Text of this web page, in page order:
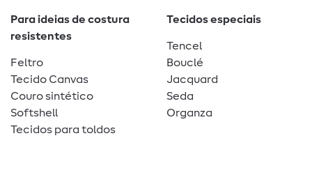
Para ideias de costura
resistentes
Feltro
Tecido Canvas
Couro sintético
Softshell
Tecidos para toldos
Tecidos especiais
Tencel
Bouclé
Jacquard
Seda
Organza